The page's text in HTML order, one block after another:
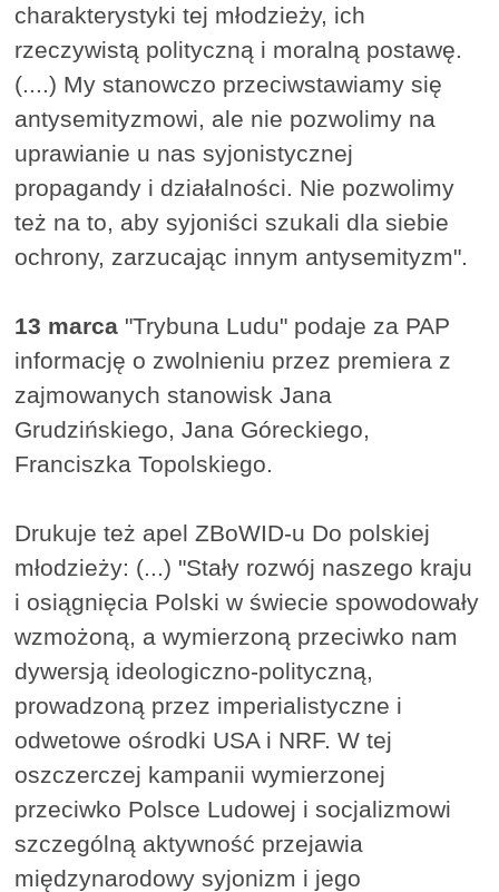
charakterystyki tej młodzieży, ich
rzeczywistą polityczną i moralną postawę.
(....) My stanowczo przeciwstawiamy się
antysemityzmowi, ale nie pozwolimy na
uprawianie u nas syjonistycznej
propagandy i działalności. Nie pozwolimy
też na to, aby syjoniści szukali dla siebie
ochrony, zarzucając innym antysemityzm".
13 marca "Trybuna Ludu" podaje za PAP
informację o zwolnieniu przez premiera z
zajmowanych stanowisk Jana
Grudzińskiego, Jana Góreckiego,
Franciszka Topolskiego.
Drukuje też apel ZBoWID-u Do polskiej
młodzieży: (...) "Stały rozwój naszego kraju
i osiągnięcia Polski w świecie spowodowały
wzmożoną, a wymierzoną przeciwko nam
dywersją ideologiczno-polityczną,
prowadzoną przez imperialistyczne i
odwetowe ośrodki USA i NRF. W tej
oszczerczej kampanii wymierzonej
przeciwko Polsce Ludowej i socjalizmowi
szczególną aktywność przejawia
międzynarodowy syjonizm i jego